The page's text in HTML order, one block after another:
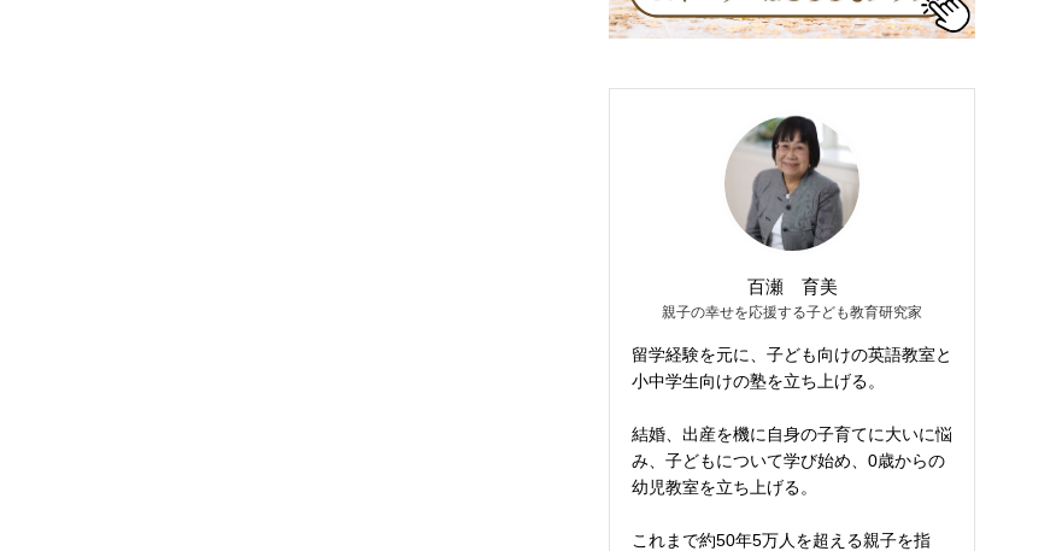
百瀬 育美
親子の幸せを応援する子ども教育研究家
留学経験を元に、子ども向けの英語教室と
小中学生向けの塾を立ち上げる。
結婚、出産を機に自身の子育てに大いに悩
み、子どもについて学び始め、0歳からの
幼児教室を立ち上げる。
これまで約50年5万人を超える親子を指